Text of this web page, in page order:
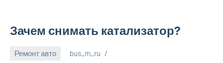
Зачем снимать катализатор?
Ремонт авто bus_m_ru